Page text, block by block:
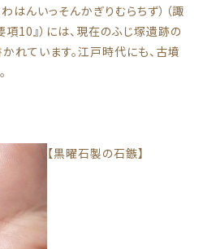
はんいっそんかぎりむらちず）（諏
10』）には、現在のふじ塚遺跡の
れています。江戸時代にも、古墳
【黒曜石製の石鏃】